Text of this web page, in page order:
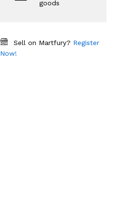
goods
Sell on Martfury? Register
Now!